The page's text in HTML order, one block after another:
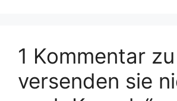
e
n
ö
t
1 Kommentar
versenden sie